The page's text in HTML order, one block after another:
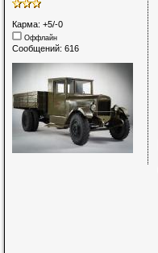
Карма: +5/-0
Оффлайн
Сообщений: 616